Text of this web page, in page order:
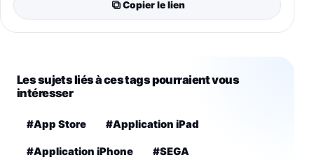
Copier le lien
Les sujets liés à ces tags pourraient vous
intéresser
#App Store #Application iPad
#Application iPhone #SEGA